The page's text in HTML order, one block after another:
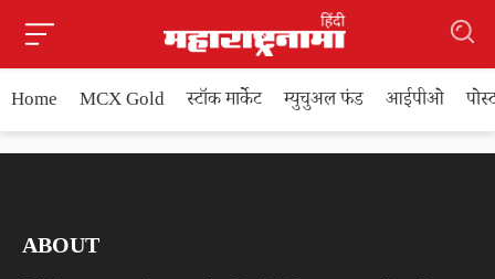
Home MCX Gold स्टॉक मार्केट म्युचुअल फंड आईपीओ
ABOUT